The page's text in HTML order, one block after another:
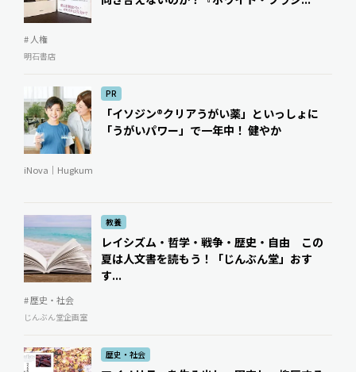
# 人権
明石書店
PR
「イソジン®クリアうがい薬」といっしょに
「うがいパワー」で一年中！ 健やか
iNova｜Hugkum
教養
レイシズム・哲学・戦争・歴史・自由 この
夏は人文書を読もう！「じんぶん堂」おす
す...
# 歴史・社会
じんぶん堂企画室
歴史・社会